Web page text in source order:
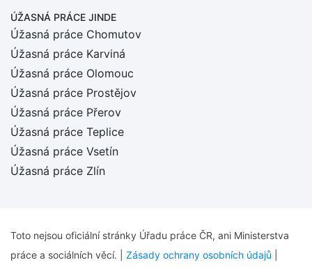
ÚŽASNÁ PRÁCE JINDE
Úžasná práce Chomutov
Úžasná práce Karviná
Úžasná práce Olomouc
Úžasná práce Prostějov
Úžasná práce Přerov
Úžasná práce Teplice
Úžasná práce Vsetín
Úžasná práce Zlín
Toto nejsou oficiální stránky Úřadu práce ČR, ani Ministerstva
práce a sociálních věcí. | Zásady ochrany osobních údajů